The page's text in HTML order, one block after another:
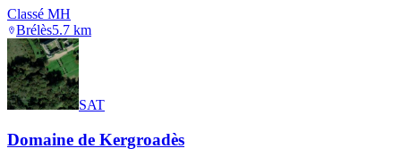
Classé MH
Brélès5.7 km
SAT
Domaine de Kergroadès